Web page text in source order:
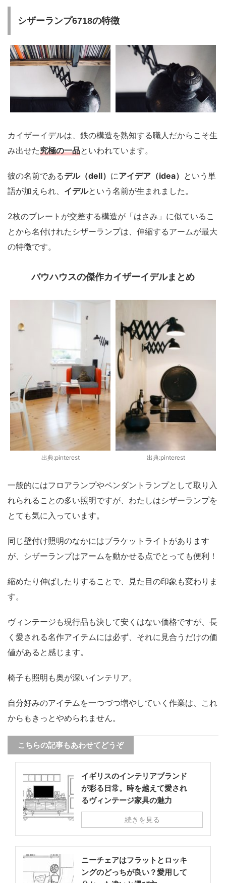
シザーランプ6718の特徴
カイザーイデルは、鉄の構造を熟知する職人だからこそ生
み出せた究極の一品といわれています。
彼の名前であるデル（dell） にアイデア（idea） という単
語が加えられ、 イデルという名前が生まれました。
2枚のプレートが交差する構造が「はさみ」に似ているこ
とから名付けれたシザーランプは、伸縮するアームが最大
の特徴です。
バウハウスの傑作カイザーイデルまとめ
出典:pinterest 出典:pinterest
一般的にはフロアランプやペンダントランプとして取り入
れられることの多い照明ですが、わたしはシザーランプを
とても気に入っています。
同じ壁付け照明のなかにはブラケットライトがあります
が、シザーランプはアームを動かせる点でとっても便利！
縮めたり伸ばしたりすることで、見た目の印象も変わりま
す。
ヴィンテージも現行品も決して安くはない価格ですが、長
く愛される名作アイテムには必ず、それに見合うだけの価
値があると感じます。
椅子も照明も奥が深いインテリア。
自分好みのアイテムを一つづつ増やしていく作業は、これ
からもきっとやめられません。
こちらの記事もあわせてどうぞ
イギリスのインテリアブランド
が彩る日常。時を越えて愛され
るヴィンテージ家具の魅力
続きを見る
ニーチェアはフラットとロッキ
ングのどっちが良い？愛用して